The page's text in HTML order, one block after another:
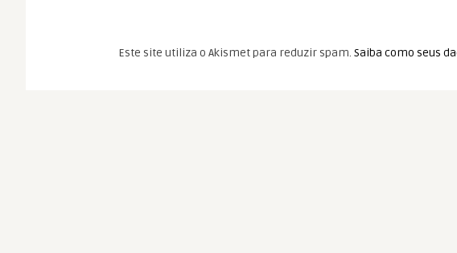
Este site utiliza o Akismet para reduzir spam. Saiba como seus